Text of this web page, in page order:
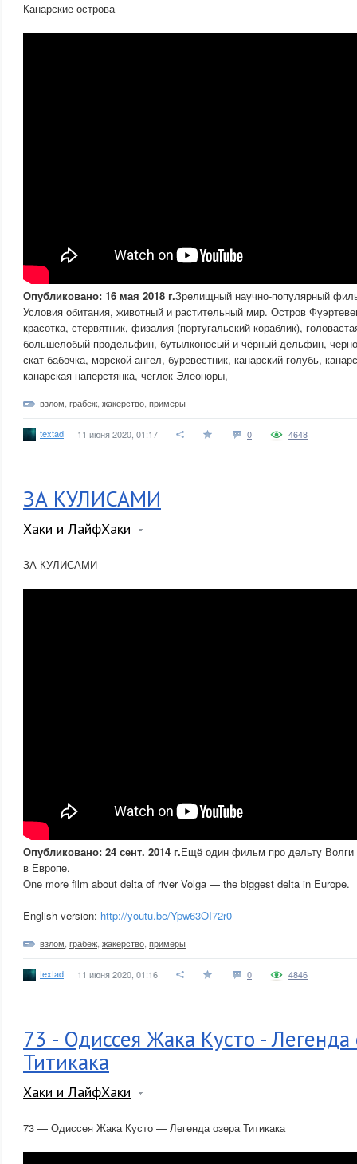
Канарские острова
Опубликовано: 16 мая 2018 г.Зрелищный научно-популярный
Условия обитания, животный и растительный мир. Остров
красотка, стервятник, физалия (португальский кораблик),
большелобый продельфин, бутылконосый и чёрный дельфин,
скат-бабочка, морской ангел, буревестник, канарский голубь,
канарская наперстянка, чеглок Элеоноры,
взлом грабеж жакерство примеры
textad 11 июня 2020, 01:17 0 4648
ЗА КУЛИСАМИ
Хаки и ЛайфХаки
ЗА КУЛИСАМИ
Опубликовано: 24 сент. 2014 г.Ещё один фильм про дельту
в Европе.
One more film about delta of river Volga — the biggest delta in Europe.
English version: http://youtu.be/Ypw63OI72r0
взлом грабеж жакерство примеры
textad 11 июня 2020, 01:16 0 4846
73 - Одиссея Жака Кусто - Легенда
Титикака
Хаки и ЛайфХаки
73 — Одиссея Жака Кусто — Легенда озера Титикака